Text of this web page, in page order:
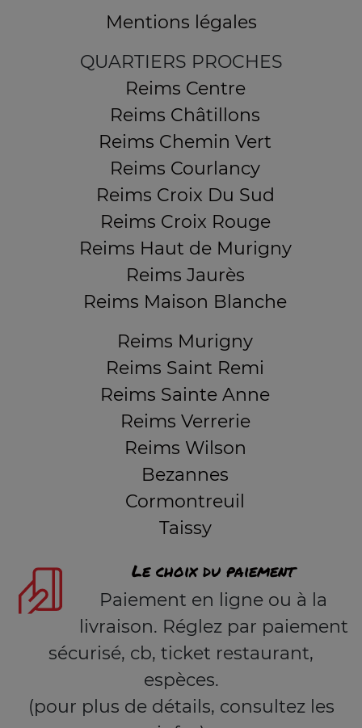
Mentions légales
QUARTIERS PROCHES
Reims Centre
Reims Châtillons
Reims Chemin Vert
Reims Courlancy
Reims Croix Du Sud
Reims Croix Rouge
Reims Haut de Murigny
Reims Jaurès
Reims Maison Blanche
Reims Murigny
Reims Saint Remi
Reims Sainte Anne
Reims Verrerie
Reims Wilson
Bezannes
Cormontreuil
Taissy
Le choix du paiement
Paiement en ligne ou à la
livraison. Réglez par paiement
sécurisé, cb, ticket restaurant,
espèces.
(pour plus de détails, consultez les